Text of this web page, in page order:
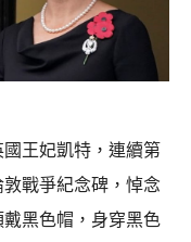
王妃凱特，連續第
戰爭紀念碑，悼念
黑色帽，身穿黑色